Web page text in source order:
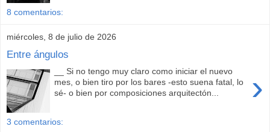
8 comentarios:
miércoles, 8 de julio de 2026
Entre ángulos
›
__ Si no tengo muy claro como iniciar el nuevo
mes, o bien tiro por los bares -esto suena fatal, lo
sé- o bien por composiciones arquitectón...
3 comentarios: